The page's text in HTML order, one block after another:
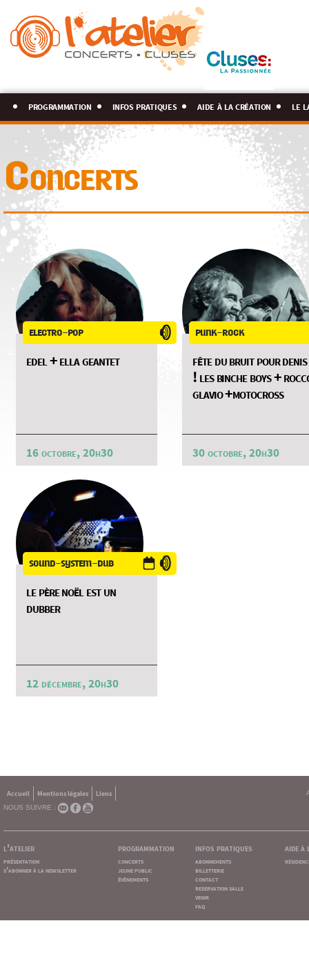
programmation infos pratiques aide à la création le
Concerts
electro-pop
edel + ella geantet
16 octobre, 20h30
punk-rock
fête du bruit pour denis
! les binche boys +
glavio +motocross
30 octobre, 20h30
sound-system-dub
le père noël est un
dubber
12 décembre, 20h30
Accueil Mentions légales
Liens
NOUS SUIVRE :
l'atelier
présentation
s'abonner à la newsletter
programmation
concerts
jeune public
événements
infos pratiques
abonnements
billetterie
contact
reservation salle
venir
faq
aide